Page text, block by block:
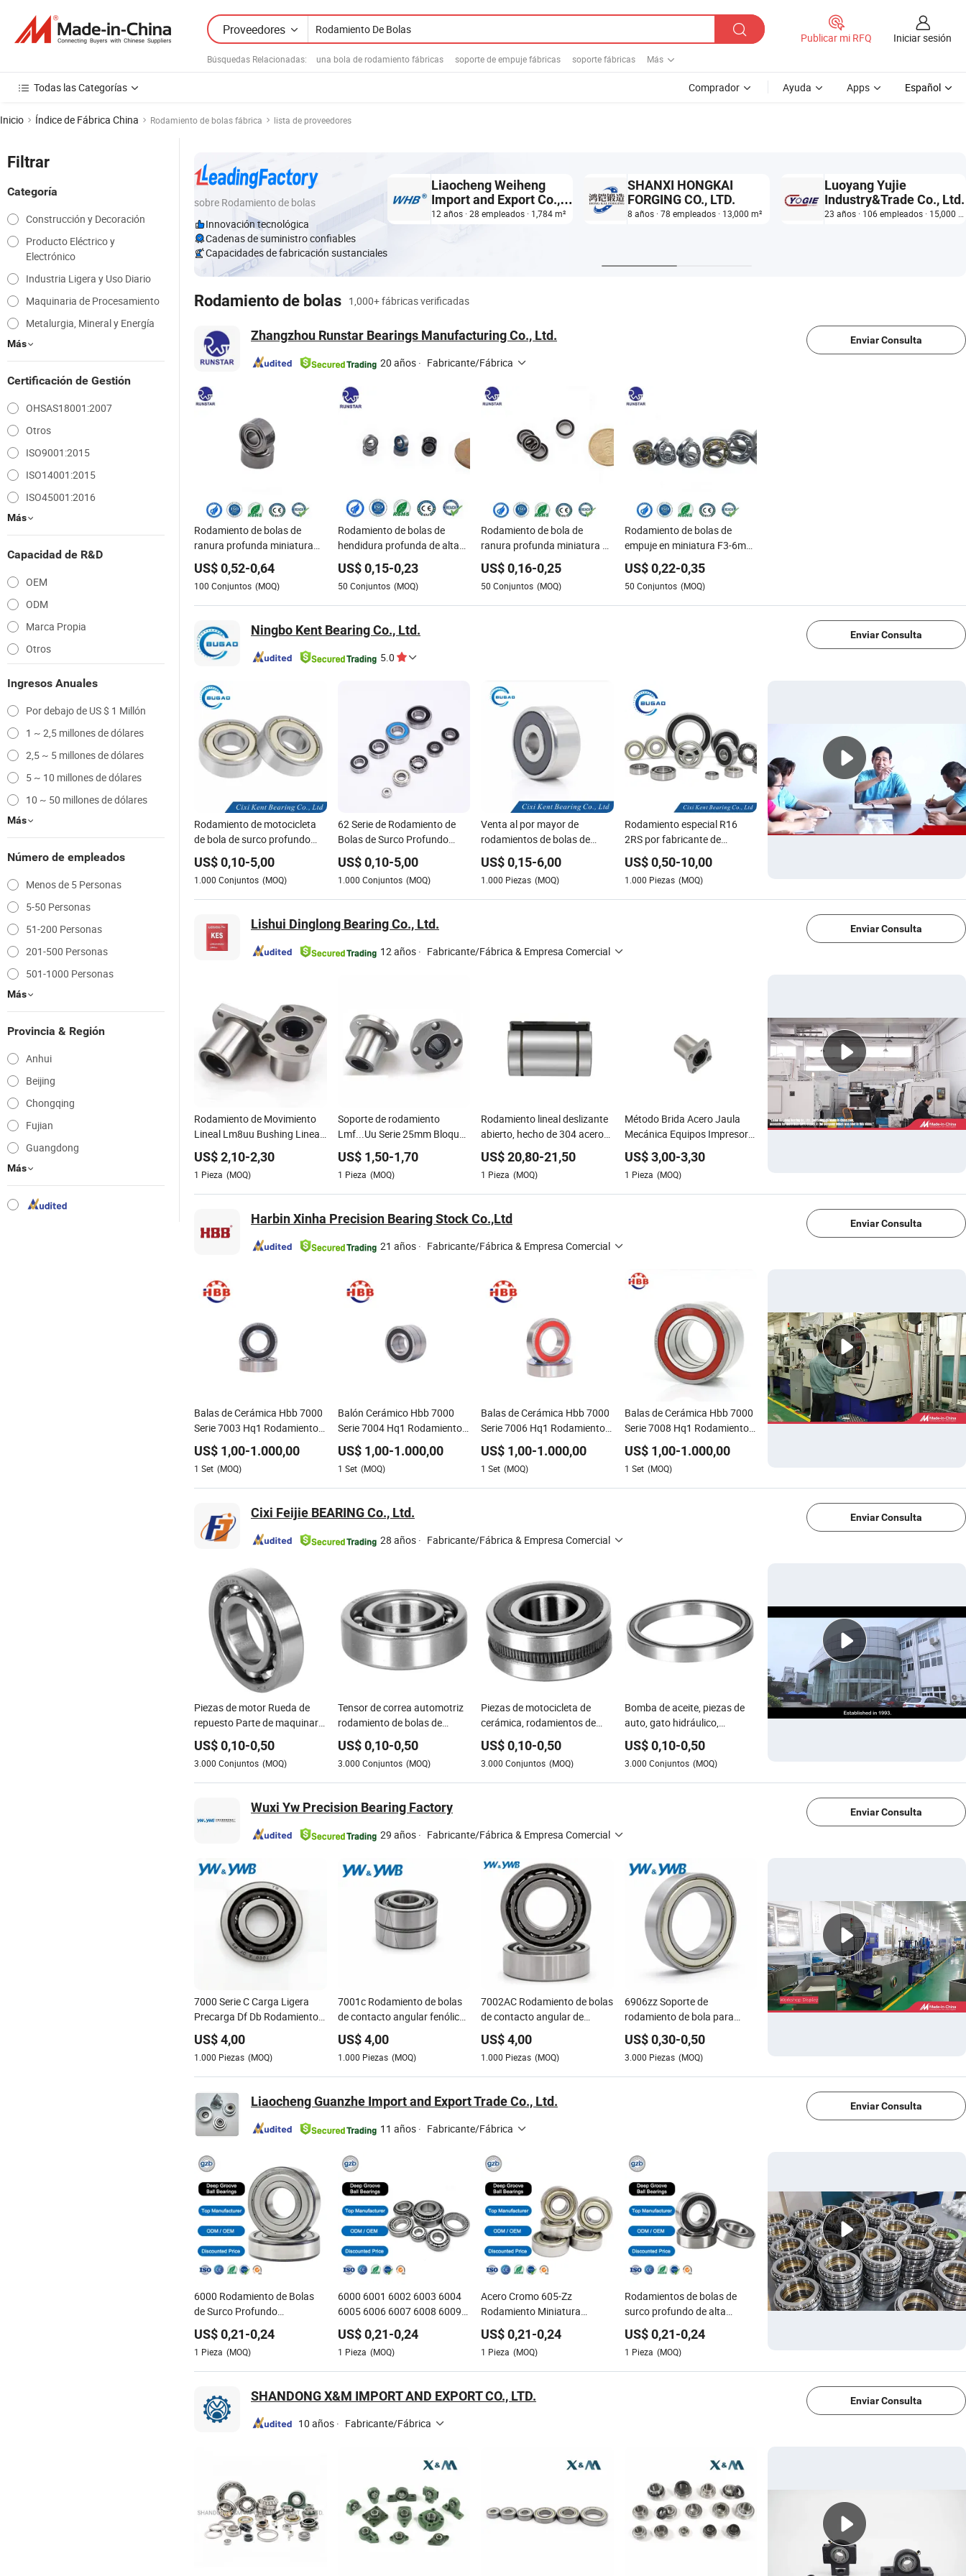
Proveedores
Búsquedas Relacionadas: una bola de rodamiento fábricas soporte de empuje fábricas soporte fábricas Más
Publicar mi RFQ Iniciar sesión
Todas las Categorías Comprador Ayuda Apps Español
Inicio Índice de Fábrica China Rodamiento de bolas fábrica lista de proveedores
Filtrar
Categoría
Construcción y Decoración
Producto Eléctrico y
Electrónico
Industria Ligera y Uso Diario
Maquinaria de Procesamiento
Metalurgia, Mineral y Energía
Más
Certificación de Gestión
OHSAS18001:2007
Otros
ISO9001:2015
ISO14001:2015
ISO45001:2016
Más
Capacidad de R&D
OEM
ODM
Marca Propia
Otros
Ingresos Anuales
Por debajo de US $ 1 Millón
1 ~ 2,5 millones de dólares
2,5 ~ 5 millones de dólares
5 ~ 10 millones de dólares
10 ~ 50 millones de dólares
Más
Número de empleados
Menos de 5 Personas
5-50 Personas
51-200 Personas
201-500 Personas
501-1000 Personas
Más
Provincia & Región
Anhui
Beijing
Chongqing
Fujian
Guangdong
Más
sobre Rodamiento de bolas
Innovación tecnológica
Cadenas de suministro confiables
Capacidades de fabricación sustanciales
Liaocheng Weiheng
Import and Export Co.,
Ltd.
12 años · 28 empleados · 1,784 m²
SHANXI HONGKAI
FORGING CO., LTD.
8 años · 78 empleados · 13,000 m²
Luoyang Yujie
Industry&Trade Co., Ltd.
Rodamiento de bolas 1,000+ fábricas verificadas
Zhangzhou Runstar Bearings Manufacturing Co., Ltd.
20 años · Fabricante/Fábrica
Enviar Consulta
Rodamiento de bolas de
ranura profunda miniatura
suave 1.5*4*2 681xzz ABEC
9 rodamientos de ruedas de
camiones de fingerboard
precisión 681xzz patinaje
US$0,52-0,64
100 Conjuntos (MOQ)
Rodamiento de bolas de
hendidura profunda de alta
precisión mini con escudo o
sello de goma 3*6*2.5mm
L630zz Mr63zz Mr63-2RS
para hobby de RC y motor
US$0,15-0,23
50 Conjuntos (MOQ)
Rodamiento de bola de
ranura profunda miniatura de
alta precisión con sello de
goma Mr106 Mr106zz
Mr106-2RS L1060-2RS
6*10*3 para
US$0,16-0,25
50 Conjuntos (MOQ)
Rodamiento de bolas de
empuje en miniatura F3-6m
F3-8m F4-8m F4-9m F5-10m
F5-11m F5-12m F6-12m F6-
14m F7-13m F7-15m F8-16m
F8-19m F9-20m F10-18m
US$0,22-0,35
50 Conjuntos (MOQ)
Ningbo Kent Bearing Co., Ltd.
5.0
Enviar Consulta
Rodamiento de motocicleta
de bola de surco profundo
6000zz 6001 6002 para
piezas de automóviles
US$0,10-5,00
1.000 Conjuntos (MOQ)
62 Serie de Rodamiento de
Bolas de Surco Profundo
6200 6207 para Piezas de
Automóvil
US$0,10-5,00
1.000 Conjuntos (MOQ)
Venta al por mayor de
rodamientos de bolas de
surco profundo para
automóviles 16001
US$0,15-6,00
1.000 Piezas (MOQ)
Rodamiento especial R16
2RS por fabricante de
rodamientos OEM ODM de
China
US$0,50-10,00
1.000 Piezas (MOQ)
Lishui Dinglong Bearing Co., Ltd.
12 años · Fabricante/Fábrica & Empresa Comercial
Enviar Consulta
Rodamiento de Movimiento
Lineal Lm8uu Bushing Lineal
25mm Bloque de Almohada
de Movimiento Lineal CNC
Rodamiento de Bolas de
Precisión con Flange de
Bloque de Almohada Auto
US$2,10-2,30
1 Pieza (MOQ)
Soporte de rodamiento
Lmf...Uu Serie 25mm Bloque
de almohada de rodillo de
perno de acero de precisión
con brida y guía para
herramienta de máquina
US$ 1,50-1,70
1 Pieza (MOQ)
Rodamiento lineal deslizante
abierto, hecho de 304 acero
inoxidable, rodamiento lineal
y guía Slm40uuop acero de
rendimiento, bloque de
rodillos de bola de precisión
US$20,80-21,50
1 Pieza (MOQ)
Método Brida Acero Jaula
Mecánica Equipos Impresora
Equipos Lmk25ga
Rendimiento Acero Inoxidable
Métrico Flangado Bola
Rodillo Lineal Auto
US$3,00-3,30
1 Pieza (MOQ)
Harbin Xinha Precision Bearing Stock Co.,Ltd
21 años · Fabricante/Fábrica & Empresa Comercial
Enviar Consulta
Balas de Cerámica Hbb 7000
Serie 7003 Hq1 Rodamientos
de Precisión de Contacto
Angular para Ejes de Alta
Velocidad
US$ 1,00-1.000,00
1 Set (MOQ)
Balón Cerámico Hbb 7000
Serie 7004 Hq1 Rodamientos
de Bolas de Contacto Angular
de Precisión para Spindles de
Alta Velocidad de Rotación
US$ 1,00-1.000,00
1 Set (MOQ)
Balas de Cerámica Hbb 7000
Serie 7006 Hq1 Rodamientos
de Precisión de Contacto
Angular para Ejes de Alta
Velocidad
US$ 1,00-1.000,00
1 Set (MOQ)
Balas de Cerámica Hbb 7000
Serie 7008 Hq1 Rodamientos
de Contacto Angular de
Precisión para Ejes de Alta
Velocidad
US$ 1,00-1.000,00
1 Set (MOQ)
Cixi Feijie BEARING Co., Ltd.
28 años · Fabricante/Fábrica & Empresa Comercial
Enviar Consulta
Piezas de motor Rueda de
repuesto Parte de maquinaria
Automotriz Rodamiento de
bola (22844)
US$0,10-0,50
3.000 Conjuntos (MOQ)
Tensor de correa automotriz
rodamiento de bolas de
contacto angular de doble fila
(23348)
US$0,10-0,50
3.000 Conjuntos (MOQ)
Piezas de motocicleta de
cerámica, rodamientos de
bolas de hendidura profunda
de acero de la serie micro
(16917)
US$0,10-0,50
3.000 Conjuntos (MOQ)
Bomba de aceite, piezas de
auto, gato hidráulico,
rodamiento de bola (27043)
US$0,10-0,50
3.000 Conjuntos (MOQ)
Wuxi Yw Precision Bearing Factory
29 años · Fabricante/Fábrica & Empresa Comercial
Enviar Consulta
7000 Serie C Carga Ligera
Precarga Df Db Rodamiento
de Bolas de Contacto Angular
de Una Sola Fila
US$4,00
1.000 Piezas (MOQ)
7001c Rodamiento de bolas
de contacto angular fenólico
de precarga Db para husillo
US$4,00
1.000 Piezas (MOQ)
7002AC Rodamiento de bolas
de contacto angular de
precarga Df Light para
módulo lineal
US$4,00
1.000 Piezas (MOQ)
6906zz Soporte de
rodamiento de bola para
motor de alta velocidad
US$0,30-0,50
3.000 Piezas (MOQ)
Liaocheng Guanzhe Import and Export Trade Co., Ltd.
11 años · Fabricante/Fábrica
Enviar Consulta
6000 Rodamiento de Bolas
de Surco Profundo
10X26X8mm Grado
Industrial de Alta Precisión
US$0,21-0,24
1 Pieza (MOQ)
6000 6001 6002 6003 6004
6005 6006 6007 6008 6009
6010 6011 6012 6013 6014
RS 2RS Z Zz Rz Abrazadera
de Bolas de Surco Profundo
Abierto
US$0,21-0,24
1 Pieza (MOQ)
Acero Cromo 605-Zz
Rodamiento Miniatura
5X14X5mm Tipo de Bola de
Ranura Profunda Sellado
para Instrumentos Médicos
Mecanismos de Precisión
US$0,21-0,24
1 Pieza (MOQ)
Rodamientos de bolas de
surco profundo de alta
calidad en stock 633-6314
Serie Z Zz RS 2RS Rz
Rodamientos abiertos
Cuscinetto Proveedor de
US$0,21-0,24
1 Pieza (MOQ)
SHANDONG X&M IMPORT AND EXPORT CO., LTD.
10 años · Fabricante/Fábrica
Enviar Consulta